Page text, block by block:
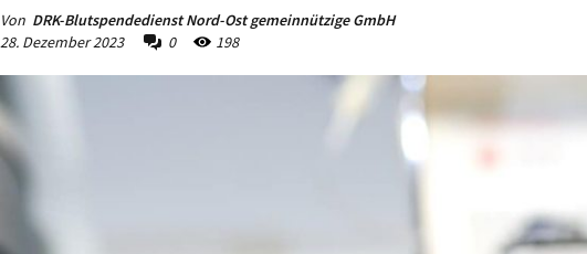
Von DRK-Blutspendedienst Nord-Ost gemeinnützige GmbH
28. Dezember 2023
0 198